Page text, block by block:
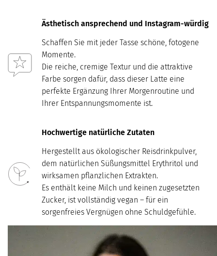
Ästhetisch ansprechend und Instagram-würdig
Schaffen Sie mit jeder Tasse schöne, fotogene
Momente.
Die reiche, cremige Textur und die attraktive
Farbe sorgen dafür, dass dieser Latte eine
perfekte Ergänzung Ihrer Morgenroutine und
Ihrer Entspannungsmomente ist.
Hochwertige natürliche Zutaten
Hergestellt aus ökologischer Reisdrinkpulver,
dem natürlichen Süßungsmittel Erythritol und
wirksamen pflanzlichen Extrakten.
Es enthält keine Milch und keinen zugesetzten
Zucker, ist vollständig vegan – für ein
sorgenfreies Vergnügen ohne Schuldgefühle.